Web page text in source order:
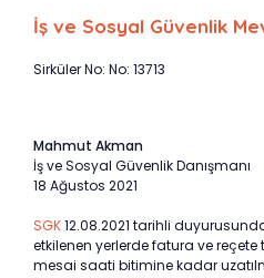
İş ve Sosyal Güvenlik
Sirküler No: No: 13713
Mahmut Akman
İş ve Sosyal Güvenlik Danışmanı
18 Ağustos 2021
SGK12.08.2021 tarihli
etkilenen yerlerde fatura ve reçete
mesai saati bitimine kadar